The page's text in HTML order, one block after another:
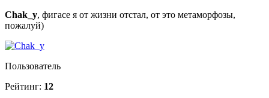
Chak_y, фигасе я от жизни отстал, от это метаморфозы,
пожалуй)
Пользователь
Рейтинг: 12